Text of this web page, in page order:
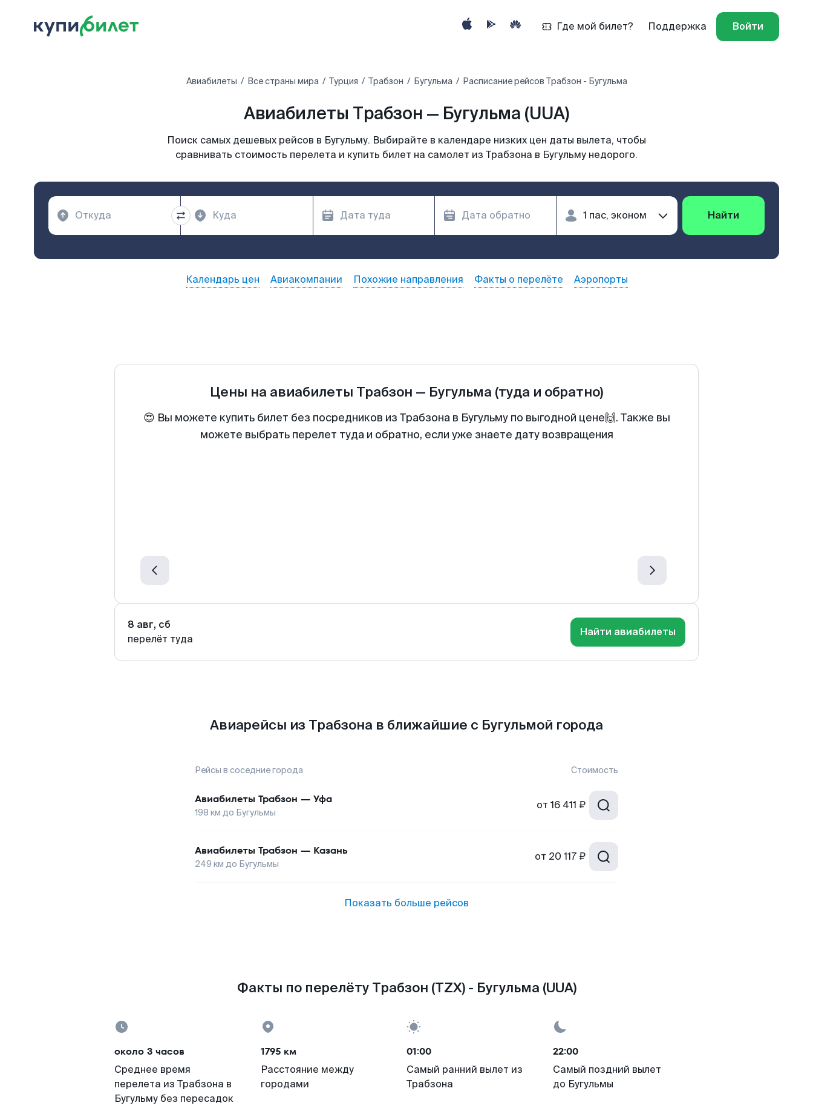
Где мой билет? Поддержка Войти
Авиабилеты Все страны мира Турция Трабзон Бугульма Расписание рейсов Трабзон - Бугульма
Авиабилеты Трабзон — Бугульма (UUA)
Поиск самых дешевых рейсов в Бугульму. Выбирайте в календаре низких цен даты вылета, чтобы
сравнивать стоимость перелета и купить билет на самолет из Трабзона в Бугульму недорого.
Найти
Календарь цен Авиакомпании Похожие направления Факты о перелёте Аэропорты
Цены на авиабилеты Трабзон — Бугульма (туда и обратно)
😍 Вы можете купить билет без посредников из Трабзона в Бугульму по выгодной цене🙌. Также вы
можете выбрать перелет туда и обратно, если уже знаете дату возвращения
8 авг, сб
перелёт туда
Найти авиабилеты
Авиарейсы из Трабзона в ближайшие с Бугульмой города
Рейсы в соседние города Стоимость
Авиабилеты Трабзон — Уфа
198 км до Бугульмы
от 16 411 ₽
Авиабилеты Трабзон — Казань
249 км до Бугульмы
от 20 117 ₽
Показать больше рейсов
Факты по перелёту Трабзон (TZX) - Бугульма (UUA)
около 3 часов
Среднее время
перелета из Трабзона в
Бугульму без пересадок
1795 км
Расстояние между
городами
01:00
Самый ранний вылет из
Трабзона
22:00
Самый поздний вылет
до Бугульмы